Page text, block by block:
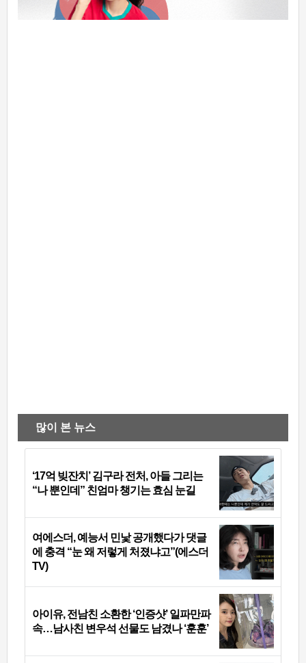
많이 본 뉴스
‘17억 빚잔치’ 김구라 전처, 아들 그리는
“나 뿐인데” 친엄마 챙기는 효심 눈길
여에스더, 예능서 민낯 공개했다가 댓글
에 충격 “눈 왜 저렇게 처졌냐고”(에스더
TV)
아이유, 전남친 소환한 ‘인증샷’ 일파만파
속…남사친 변우석 선물도 남겼나 ‘훈훈’